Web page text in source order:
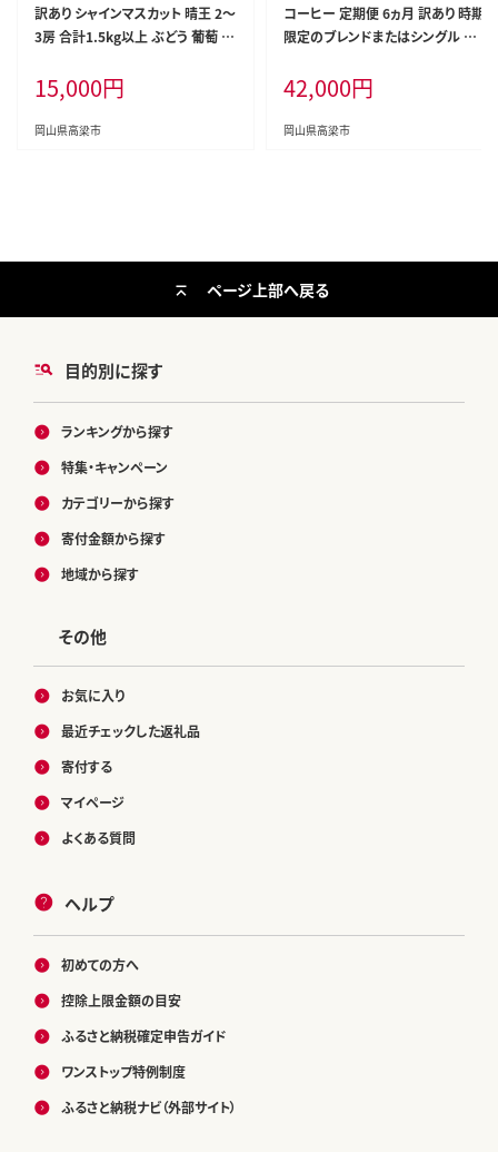
訳あり シャインマスカット 晴王 2～
3房 合計1.5kg以上 ぶどう 葡萄 シ
太郎御一行 2026年 先行予約
15,000円
岡山県高梁市
コーヒー 定期便 6ヵ月 訳あり 時期
限定のブレンドまたはシングル ド
ー豆 セット 飲み比べ 飲み比べセッ
ト 詰め合わせ 焙煎 深煎り 飲み物
ドリンク 定期 6回
42,000円
岡山県高梁市
目的別に探す
ランキングから探す
特集・キャンペーン
カテゴリーから探す
寄付金額から探す
地域から探す
その他
お気に入り
最近チェックした返礼品
寄付する
マイページ
よくある質問
ヘルプ
初めての方へ
控除上限金額の目安
ふるさと納税確定申告ガイド
ワンストップ特例制度
ふるさと納税ナビ（外部サイト）
ページ上部へ戻る